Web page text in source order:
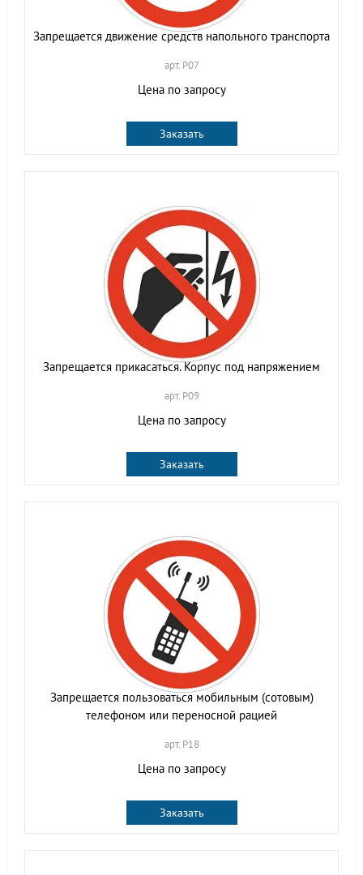
Запрещается движение средств напольного транспорта
арт. P07
Цена по запросу
Заказать
Запрещается прикасаться. Корпус под напряжением
арт. P09
Цена по запросу
Заказать
Запрещается пользоваться мобильным (сотовым)
телефоном или переносной рацией
арт. P18
Цена по запросу
Заказать